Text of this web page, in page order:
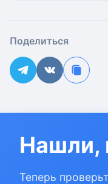
Поделиться
Нашли,
Теперь